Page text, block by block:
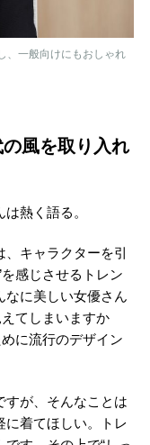
、一般向けにもおしゃれ
風を取り入れ
熱く語る。
、キャラクターを引
感じさせるトレン
なに美しい女優さん
てしまいますか
に流行のデザイン
すが、そんなことは
に着てほしい。トレ